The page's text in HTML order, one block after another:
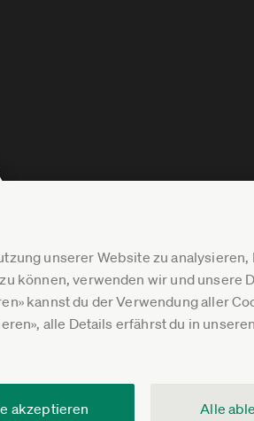
unserer Website zu
können, verwenden wir und unsere
kannst du der Verwendung aller
alle Details erfährst du in unseren
akzeptieren Alle